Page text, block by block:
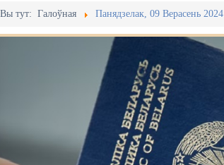
Вы тут:Галоўная Панядзелак, 09 Верасень 2024